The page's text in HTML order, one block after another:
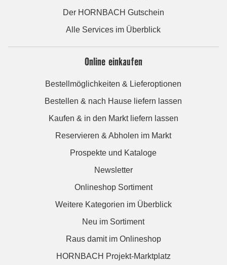
Der HORNBACH Gutschein
Alle Services im Überblick
Online einkaufen
Bestellmöglichkeiten & Lieferoptionen
Bestellen & nach Hause liefern lassen
Kaufen & in den Markt liefern lassen
Reservieren & Abholen im Markt
Prospekte und Kataloge
Newsletter
Onlineshop Sortiment
Weitere Kategorien im Überblick
Neu im Sortiment
Raus damit im Onlineshop
HORNBACH Projekt-Marktplatz